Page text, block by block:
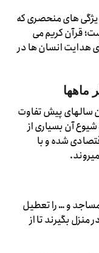
های منحصری که
قرآن کریم می
هدایت انسان ها در
رمضان سالهای پیش تفاوت
آن بسیاری از
شده و با
و … را تعطیل
منزل بگیرند تا از